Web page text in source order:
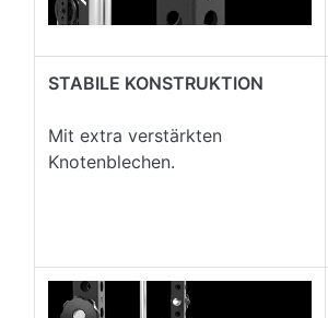
STABILE KONSTRUKTION
Mit extra verstärkten
Knotenblechen.